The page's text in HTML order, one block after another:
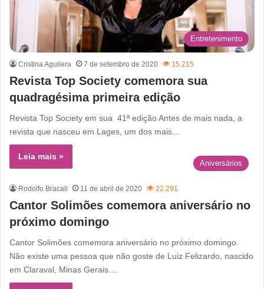
Entretenimento
Cristina Aguilera 7 de setembro de 2020 15.215
Revista Top Society comemora sua
quadragésima primeira edição
Revista Top Society em sua 41ª edição Antes de mais nada, a
revista que nasceu em Lages, um dos mais…
Leia mais »
Aniversários
Rodolfo Bracali 11 de abril de 2020 22.291
Cantor Solimões comemora aniversário no
próximo domingo
Cantor Solimões comemora aniversário no próximo domingo.
Não existe uma pessoa que não goste de Luiz Felizardo, nascido
em Claraval, Minas Gerais.…